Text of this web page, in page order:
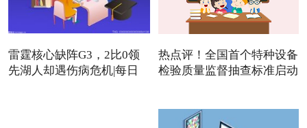
雷霆核心缺阵G3，2比0领
先湖人却遇伤病危机|每日
热点评！全国首个特种设备
检验质量监督抽查标准启动